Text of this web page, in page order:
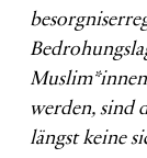
Muslim*innen
werden, sind
längst keine